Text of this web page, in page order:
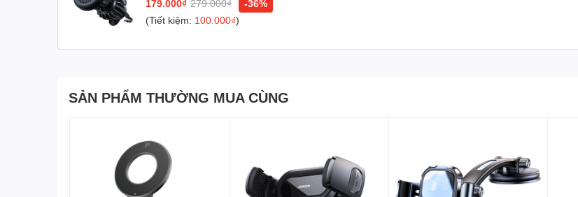
179.000₫ 279.000₫
-36%
(Tiết kiệm: 100.000₫)
SẢN PHẨM THƯỜNG MUA CÙNG